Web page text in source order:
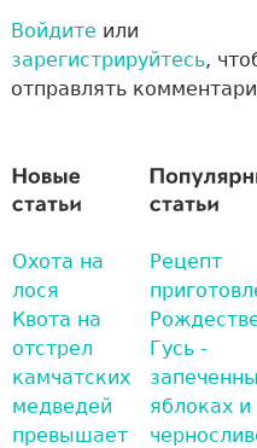
Войдите или
зарегистрируйтесь,
отправлять
Охота на
лося
Квота на
отстрел
камчатских
медведей
превышает
Рецепт
Гусь -
яблоках и